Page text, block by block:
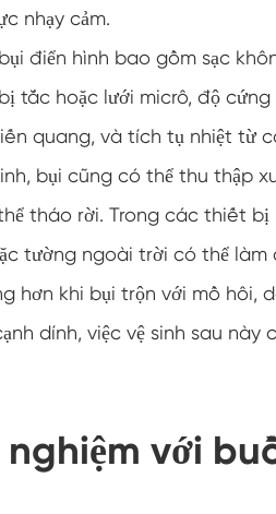
Buồng
Buồng
Buồng
Thiết bị
Buồng
nhạy cảm.
điển hình bao gồm sạc
tắc hoặc lưới micrô, độ
quang, và tích tụ nhiệt từ
bụi cũng có thể thu thập
tháo rời. Trong các thiết
tường ngoài trời có thể
hơn khi bụi trộn với mồ hôi,
dính, việc vệ sinh sau
với